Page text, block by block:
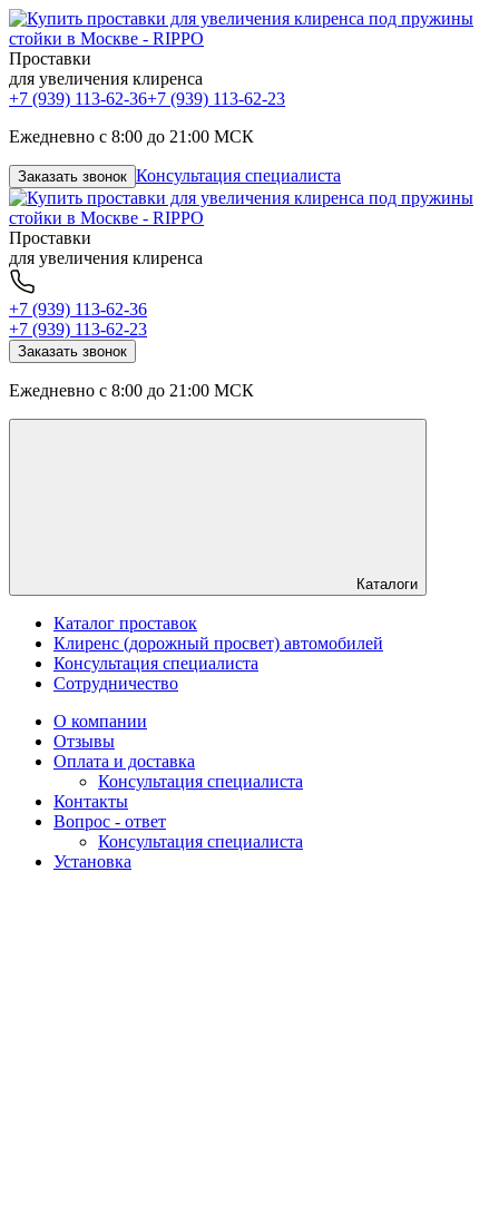
Проставки
для увеличения клиренса
+7 (939) 113-62-36+7 (939) 113-62-23
Ежедневно с 8:00 до 21:00 МСК
Заказать звонок Консультация специалиста
Проставки
для увеличения клиренса
+7 (939) 113-62-36
+7 (939) 113-62-23
Заказать звонок
Ежедневно с 8:00 до 21:00 МСК
Каталоги
Каталог проставок
Клиренс (дорожный просвет) автомобилей
Консультация специалиста
Сотрудничество
О компании
Отзывы
Оплата и доставка
Консультация специалиста
Контакты
Вопрос - ответ
Консультация специалиста
Установка